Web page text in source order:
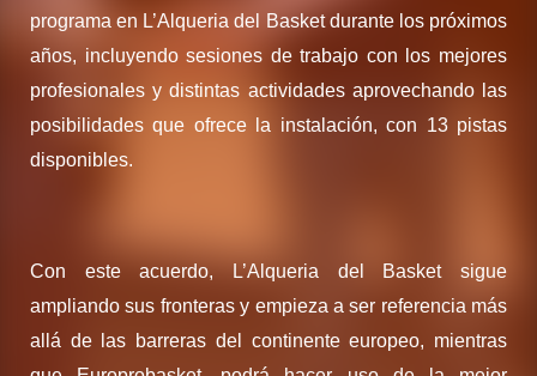
programa en L’Alqueria del Basket durante los próximos
años, incluyendo sesiones de trabajo con los mejores
profesionales y distintas actividades aprovechando las
posibilidades que ofrece la instalación, con 13 pistas
disponibles.
Con este acuerdo, L’Alqueria del Basket sigue
ampliando sus fronteras y empieza a ser referencia más
allá de las barreras del continente europeo, mientras